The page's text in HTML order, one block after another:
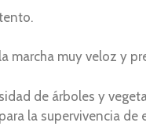
marcha muy veloz y
de árboles y
la supervivencia de